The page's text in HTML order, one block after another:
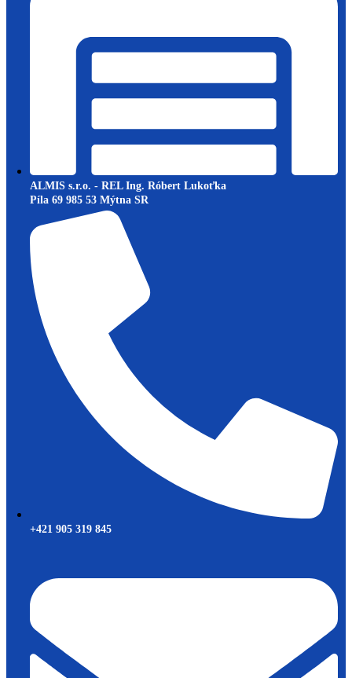
ALMIS s.r.o. - REL Ing. Róbert Lukoťka
Píla 69 985 53 Mýtna SR
+421 905 319 845